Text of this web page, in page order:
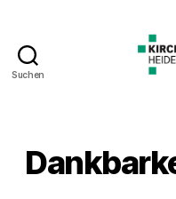
Suchen